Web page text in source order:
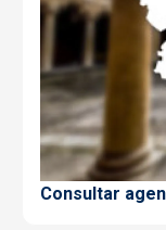
Consultar